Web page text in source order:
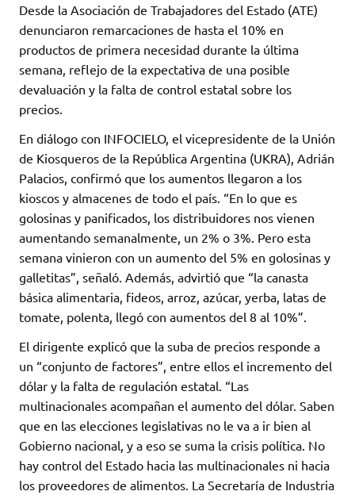
Desde la Asociación de Trabajadores del Estado (ATE)
denunciaron remarcaciones de hasta el 10% en
productos de primera necesidad durante la última
semana, reflejo de la expectativa de una posible
devaluación y la falta de control estatal sobre los
precios.
En diálogo con INFOCIELO, el vicepresidente de la Unión
de Kiosqueros de la República Argentina (UKRA), Adrián
Palacios, confirmó que los aumentos llegaron a los
kioscos y almacenes de todo el país. “En lo que es
golosinas y panificados, los distribuidores nos vienen
aumentando semanalmente, un 2% o 3%. Pero esta
semana vinieron con un aumento del 5% en golosinas y
galletitas”, señaló. Además, advirtió que “la canasta
básica alimentaria, fideos, arroz, azúcar, yerba, latas de
tomate, polenta, llegó con aumentos del 8 al 10%”.
El dirigente explicó que la suba de precios responde a
un “conjunto de factores”, entre ellos el incremento del
dólar y la falta de regulación estatal. “Las
multinacionales acompañan el aumento del dólar. Saben
que en las elecciones legislativas no le va a ir bien al
Gobierno nacional, y a eso se suma la crisis política. No
hay control del Estado hacia las multinacionales ni hacia
los proveedores de alimentos. La Secretaría de Industria